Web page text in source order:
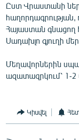
«Ազատության»
Ըստ Վրաստանի
հաղորդագրության,
Հայաստան գնացող
Սադախլո գյուղի
Մեղավորներին
ազատազրկում՝ 1-
Կիսվել